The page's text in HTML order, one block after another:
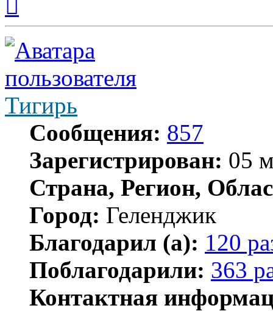
началу
Тигирь
Сообщения: 857
Зарегистрирован: 05
Страна, Регион,
Город: Геленджик
Благодарил (а): 120
Поблагодарили: 363
Контактная